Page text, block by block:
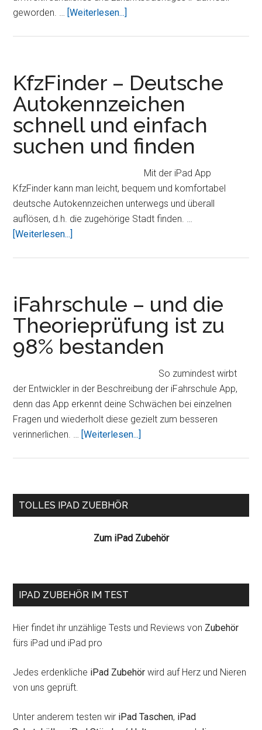
geworden. … [Weiterlesen...]
als
Board-
Computer
KfzFinder – Deutsche
Autokennzeichen
schnell und einfach
suchen und finden
Mit der iPad App
KfzFinder kann man leicht, bequem und komfortabel
deutsche Autokennzeichen unterwegs und überall
auflösen, d.h. die zugehörige Stadt finden. …
[Weiterlesen...]
schnell
und
einfach
suchen
und
iFahrschule – und die
Theorieprüfung ist zu
98% bestanden
So zumindest wirbt
der Entwickler in der Beschreibung der iFahrschule App,
denn das App erkennt deine Schwächen bei einzelnen
Fragen und wiederholt diese gezielt zum besseren
verinnerlichen. … [Weiterlesen...]
Theorieprüfung
98%
Seitenspalte
TOLLES IPAD ZUEBHÖR
Zum iPad Zubehör
IPAD ZUBEHÖR IM TEST
Hier findet ihr unzählige Tests und Reviews von Zubehör
fürs iPad und iPad pro
Jedes erdenkliche iPad Zubehör wird auf Herz und Nieren
von uns geprüft.
Unter anderem testen wir iPad Taschen, iPad